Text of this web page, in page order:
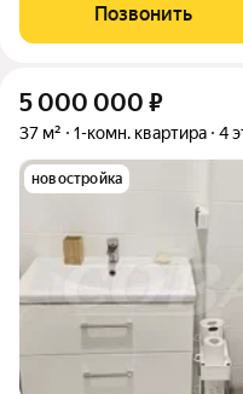
дворе детские площадки
также перголы для отдыха
Позвонить
5 000 000 ₽
37 м² 1-комн. квартира 4
новостройка